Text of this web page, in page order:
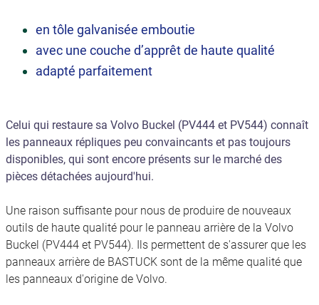
en tôle galvanisée emboutie
avec une couche d’apprêt de haute qualité
adapté parfaitement
Celui qui restaure sa Volvo Buckel (PV444 et PV544) connaît
les panneaux répliques peu convaincants et pas toujours
disponibles, qui sont encore présents sur le marché des
pièces détachées aujourd'hui.
Une raison suffisante pour nous de produire de nouveaux
outils de haute qualité pour le panneau arrière de la Volvo
Buckel (PV444 et PV544). Ils permettent de s'assurer que les
panneaux arrière de BASTUCK sont de la même qualité que
les panneaux d'origine de Volvo.